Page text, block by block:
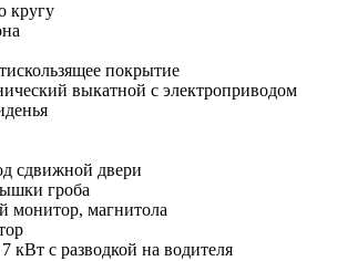
кругу
покрытие
выкатной с электроприводом
сдвижной двери
гроба
монитор, магнитола
кВт с разводкой на водителя